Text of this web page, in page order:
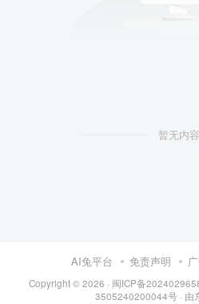
暂无内容
AI兔平台 免责声明
Copyright © 2026 · 闽ICP备
3505240200044号· 由